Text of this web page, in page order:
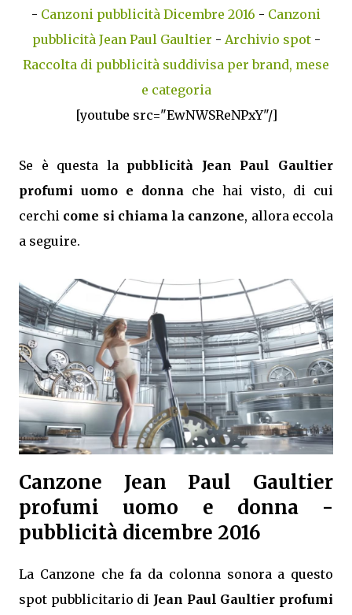
- Canzoni pubblicità Dicembre 2016 - Canzoni
pubblicità Jean Paul Gaultier - Archivio spot-
Raccolta di pubblicità suddivisa per brand, mese
e categoria
[youtube src="EwNWSReNPxY"/]
Se è questa la pubblicità Jean Paul Gaultier
profumi uomo e donna che hai visto, di cui
cerchi come si chiama la canzone, allora eccola
a seguire.
Canzone Jean Paul Gaultier
profumi uomo e donna -
pubblicità dicembre 2016
La Canzone che fa da colonna sonora a questo
spot pubblicitario di Jean Paul Gaultier profumi